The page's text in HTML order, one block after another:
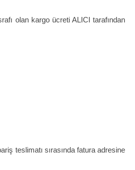
olan kargo ücreti ALICI tarafından
teslimatı sırasında fatura adresine